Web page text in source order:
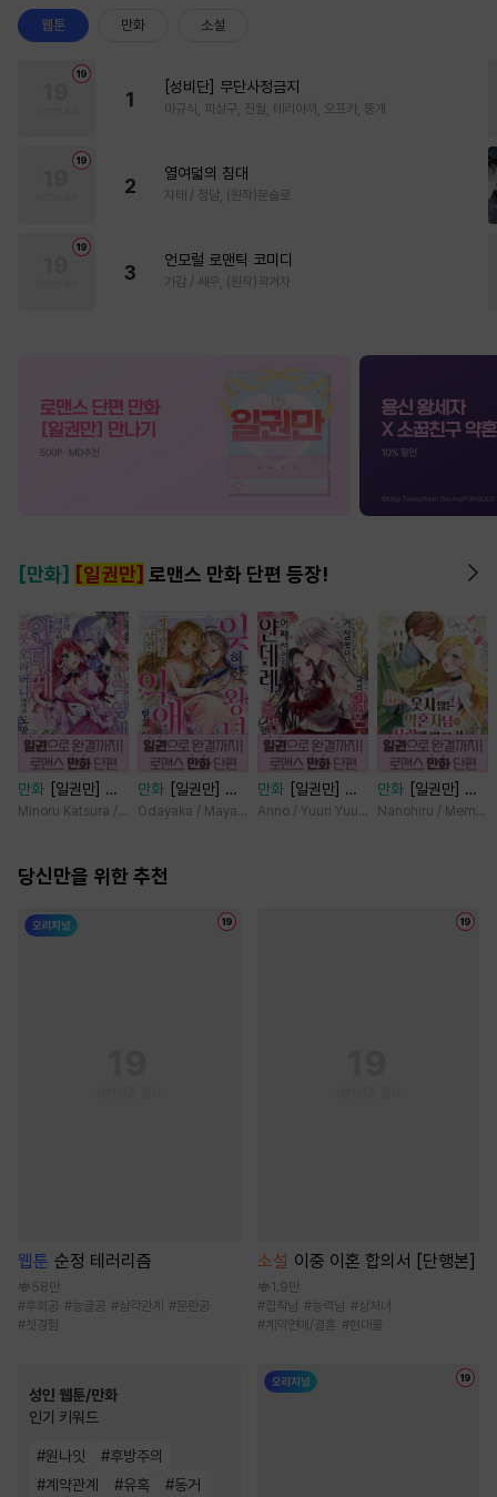
웹툰 만화 소설
1
[성비단] 무단사정금지
마규식, 피상구, 진월, 테리야끼, 오프카, 뚱개
2
열여덟의 침대
자태 / 청담, (원작)문슬로
3
언모럴 로맨틱 코미디
가감 / 쌔우, (원작)곽겨자
[만화] [일권만] 로맨스 만화 단편 등장!
만화
[일권만] 기
억상실 악역 영애
니에게서 도망칠
본]
Minoru Katsura / Mizune
만화
[일권만] 잊
혀진 왕녀지만 정
니다 [단행본]
Odayaka / Maya Koike
만화
[일권만] 왕
태자님과의 약혼을
Anno / Yuuri Yuudachi
만화
[일권만] 웃
지 않는 약혼자님
Nanohiru / Memeko
당신만을 위한 추천
웹툰 순정 테러리즘
58만
#후회공 #능글공 #삼각관계 #문란공
#첫경험
성인 웹툰/만화
인기 키워드
#원나잇 #후방주의
#계약관계 #유혹 #동거
소설 이중 이혼 합의서 [단행본]
1.9만
#집착남 #능력남 #상처녀
#계약연애/결혼 #현대물